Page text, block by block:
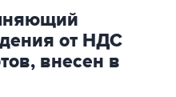
от НДС
внесен в